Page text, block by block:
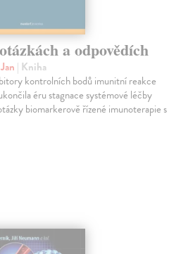
a odpovědích
| Kniha
kontrolních bodů imunitní reakce
éru stagnace systémové léčby
biomarkerově řízené imunoterapie s